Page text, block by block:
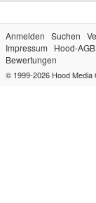
Anmelden Suchen
Impressum
Hood-AGB
Bewertungen
© 1999-2026 Hood Media